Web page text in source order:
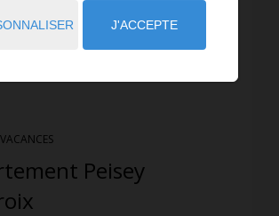
Peisey
J'ACCEPTE